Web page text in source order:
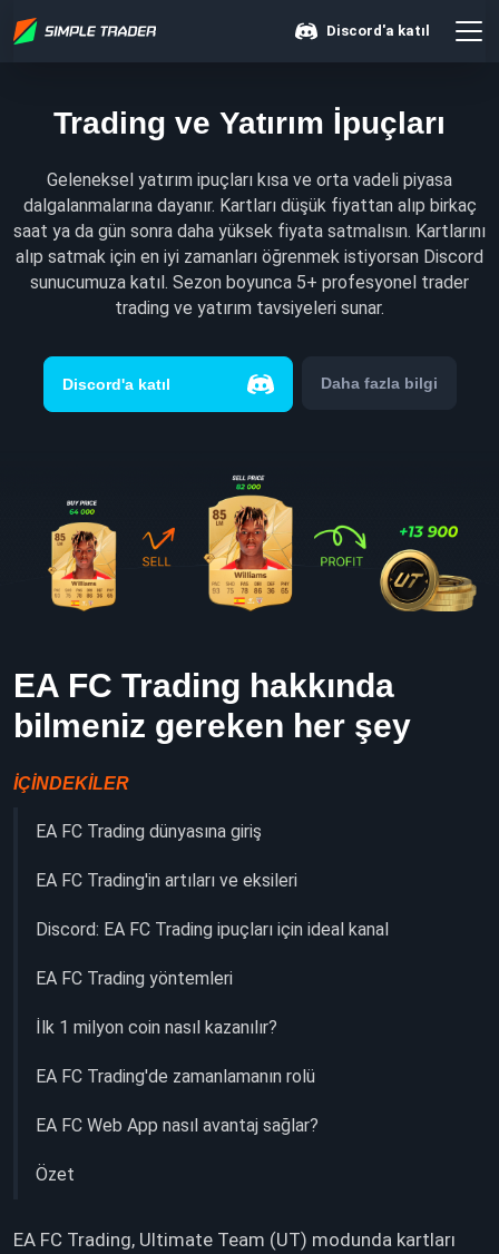
Discord'a katıl
Trading ve Yatırım İpuçları
Geleneksel yatırım ipuçları kısa ve orta vadeli piyasa
dalgalanmalarına dayanır. Kartları düşük fiyattan alıp birkaç
saat ya da gün sonra daha yüksek fiyata satmalısın. Kartlarını
alıp satmak için en iyi zamanları öğrenmek istiyorsan Discord
sunucumuza katıl. Sezon boyunca 5+ profesyonel trader
trading ve yatırım tavsiyeleri sunar.
Discord'a katıl Daha fazla bilgi
EA FC Trading hakkında
bilmeniz gereken her şey
İÇINDEKILER
EA FC Trading dünyasına giriş
EA FC Trading'in artıları ve eksileri
Discord: EA FC Trading ipuçları için ideal kanal
EA FC Trading yöntemleri
İlk 1 milyon coin nasıl kazanılır?
EA FC Trading'de zamanlamanın rolü
EA FC Web App nasıl avantaj sağlar?
Özet
EA FC Trading, Ultimate Team (UT) modunda kartları